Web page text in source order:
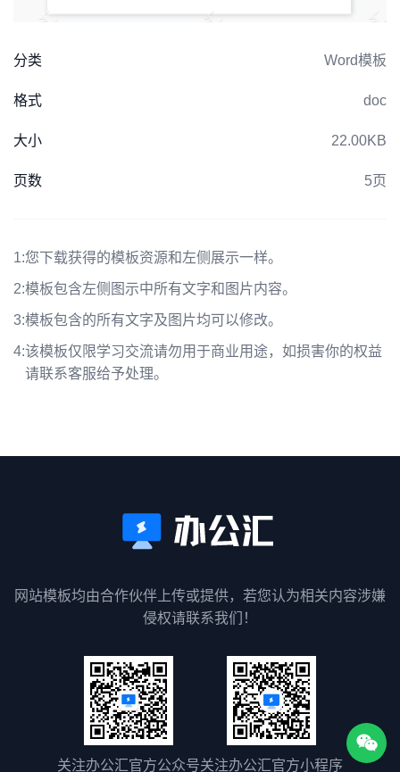
分类 Word模板
格式 doc
大小 22.00KB
页数 5页
1:您下载获得的模板资源和左侧展示一样。
2:模板包含左侧图示中所有文字和图片内容。
3:模板包含的所有文字及图片均可以修改。
4:该模板仅限学习交流请勿用于商业用途，如损害你的权益
请联系客服给予处理。
网站模板均由合作伙伴上传或提供，若您认为相关内容涉嫌
侵权请联系我们！
关注办公汇官方公众号关注办公汇官方小程序